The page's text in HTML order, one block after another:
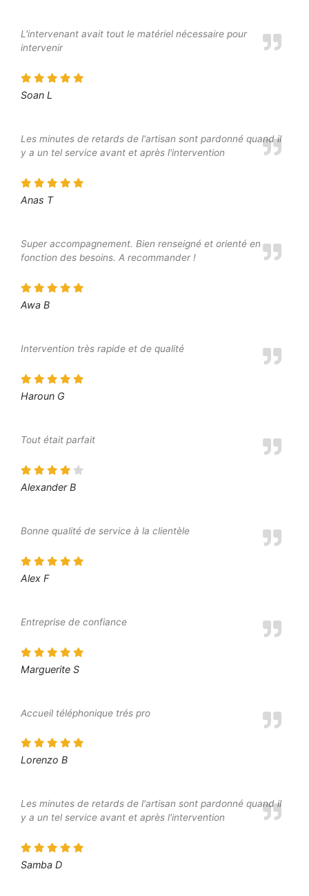
L'intervenant avait tout le matériel nécessaire pour
intervenir
Soan L
Les minutes de retards de l'artisan sont pardonné quand il
y a un tel service avant et après l'intervention
Anas T
Super accompagnement. Bien renseigné et orienté en
fonction des besoins. A recommander !
Awa B
Intervention très rapide et de qualité
Haroun G
Tout était parfait
Alexander B
Bonne qualité de service à la clientèle
Alex F
Entreprise de confiance
Marguerite S
Accueil téléphonique trés pro
Lorenzo B
Les minutes de retards de l'artisan sont pardonné quand il
y a un tel service avant et après l'intervention
Samba D